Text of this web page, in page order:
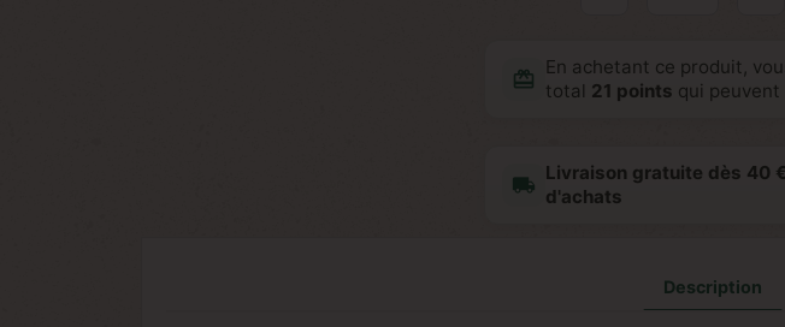
redeem
En achetant ce produit,
total 21 points qui
local_shipping
Livraison gratuite dès 40 €
d'achats
Description